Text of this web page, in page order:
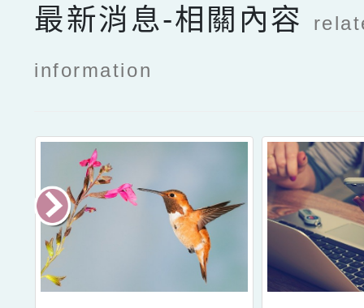
最新消息-相關內容
information